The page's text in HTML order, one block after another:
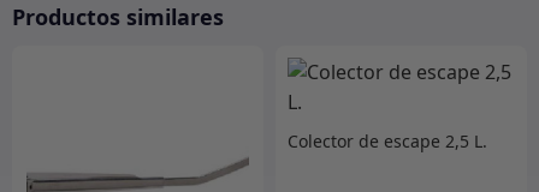
Productos similares
Colector de escape 2,5 L.